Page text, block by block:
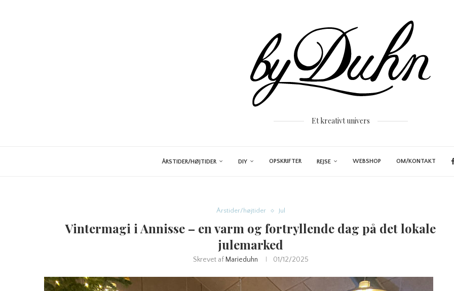
Et kreativt univers
ÅRSTIDER/HØJTIDER DIY OPSKRIFTER REJSE WEBSHOP OM/KONTAKT
Årstider/højtider Jul
Vintermagi i Annisse – en varm og fortryllende dag på det lokale
julemarked
Skrevet af Marieduhn 01/12/2025